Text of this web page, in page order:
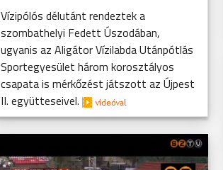
Vízipólós délutánt rendeztek a
szombathelyi Fedett Úszodában,
ugyanis az Aligátor Vízilabda Utánpótlás
Sportegyesület három korosztályos
csapata is mérkőzést játszott az Újpest
II. együtteseivel.